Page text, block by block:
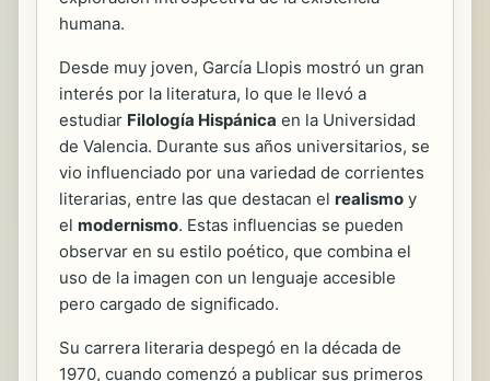
humana.
Desde muy joven, García Llopis mostró un gran
interés por la literatura, lo que le llevó a
estudiar Filología Hispánica en la Universidad
de Valencia. Durante sus años universitarios, se
vio influenciado por una variedad de corrientes
literarias, entre las que destacan el realismo y
el modernismo. Estas influencias se pueden
observar en su estilo poético, que combina el
uso de la imagen con un lenguaje accesible
pero cargado de significado.
Su carrera literaria despegó en la década de
1970, cuando comenzó a publicar sus primeros